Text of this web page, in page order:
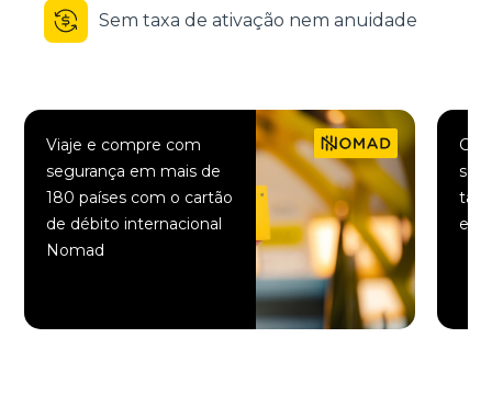
Sem taxa de ativação nem anuidade
Viaje e compre com
segurança em mais de
180 países com o cartão
de débito internacional
Nomad